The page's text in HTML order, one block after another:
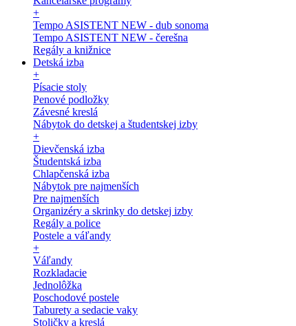
+
Tempo ASISTENT NEW - dub sonoma
Tempo ASISTENT NEW - čerešna
Regály a knižnice
Detská izba
+
Písacie stoly
Penové podložky
Závesné kreslá
Nábytok do detskej a študentskej izby
+
Dievčenská izba
Študentská izba
Chlapčenská izba
Nábytok pre najmenších
Pre najmenších
Organizéry a skrinky do detskej izby
Regály a police
Postele a váľandy
+
Váľandy
Rozkladacie
Jednolôžka
Poschodové postele
Taburety a sedacie vaky
Stoličky a kreslá